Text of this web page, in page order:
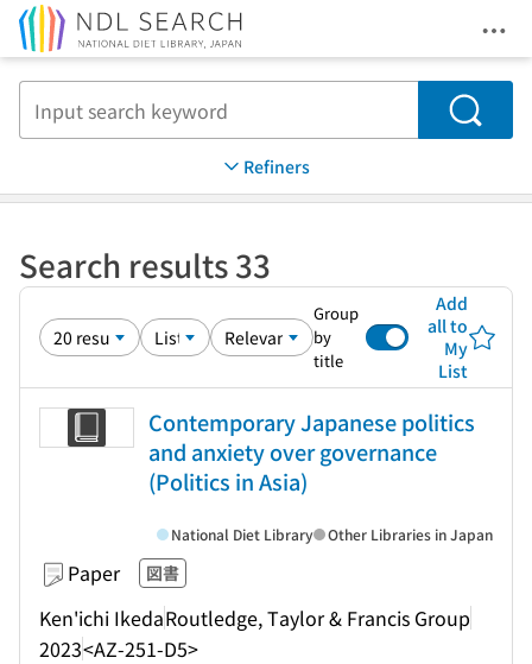
Search
Refiners
Search results 33
Group
by
title
Add
all to
My
List
Contemporary Japanese politics
and anxiety over governance
(Politics in Asia)
Paper 図書
Ken'ichi IkedaRoutledge, Taylor & Francis Group
2023<AZ-251-D5>
National Diet Library Other Libraries in Japan